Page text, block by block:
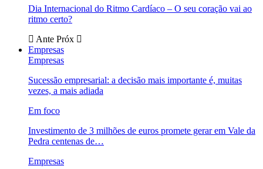
Dia Internacional do Ritmo Cardíaco – O seu coração vai ao
ritmo certo?
Ante Próx
Empresas
Empresas
Sucessão empresarial: a decisão mais importante é, muitas
vezes, a mais adiada
Em foco
Investimento de 3 milhões de euros promete gerar em Vale da
Pedra centenas de…
Empresas